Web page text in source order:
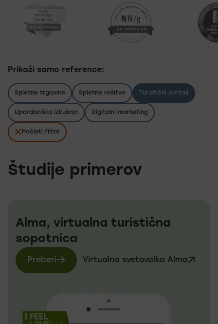
Naše nagrade
Prikaži samo reference:
Spletne trgovine Spletne rešitve Turistični portali
Uporabniška izkušnja Digitalni marketing
Počisti filtre
Študije primerov
Alma, virtualna turistična
sopotnica
Preberi
več o Virtualna svetovalka AlmaObiščite spletno
Virtualna svetovalka Alma